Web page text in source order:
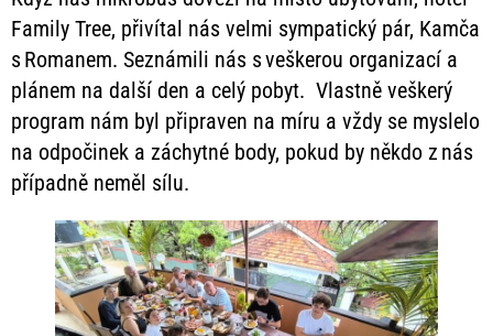
Family Tree, přivítal nás velmi sympatický pár, Kamča
s Romanem. Seznámili nás s veškerou organizací a
plánem na další den a celý pobyt. Vlastně veškerý
program nám byl připraven na míru a vždy se myslelo
na odpočinek a záchytné body, pokud by někdo z nás
případně neměl sílu.